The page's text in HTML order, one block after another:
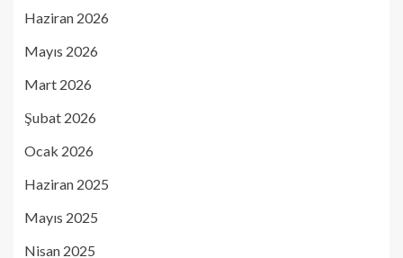
Haziran 2026
Mayıs 2026
Mart 2026
Şubat 2026
Ocak 2026
Haziran 2025
Mayıs 2025
Nisan 2025